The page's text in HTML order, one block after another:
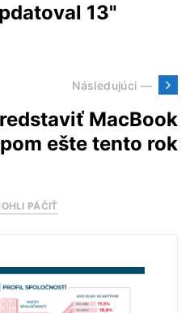
13"
Následujúci —
MacBook
ešte tento rok
PÁČIŤ